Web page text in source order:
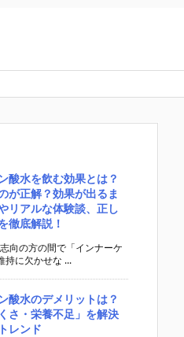
酸水を飲む効果とは？
が正解？効果が出るま
リアルな体験談、正し
徹底解説！
向の方の間で「インナーケ
持に欠かせな ...
酸水のデメリットは？
さ・栄養不足」を解決
レンド